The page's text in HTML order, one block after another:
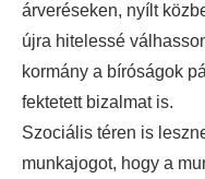
árveréseken, nyílt
újra hitelessé
kormány a bíróságok
fektetett bizalmat is.
Szociális téren is
munkajogot, hogy a